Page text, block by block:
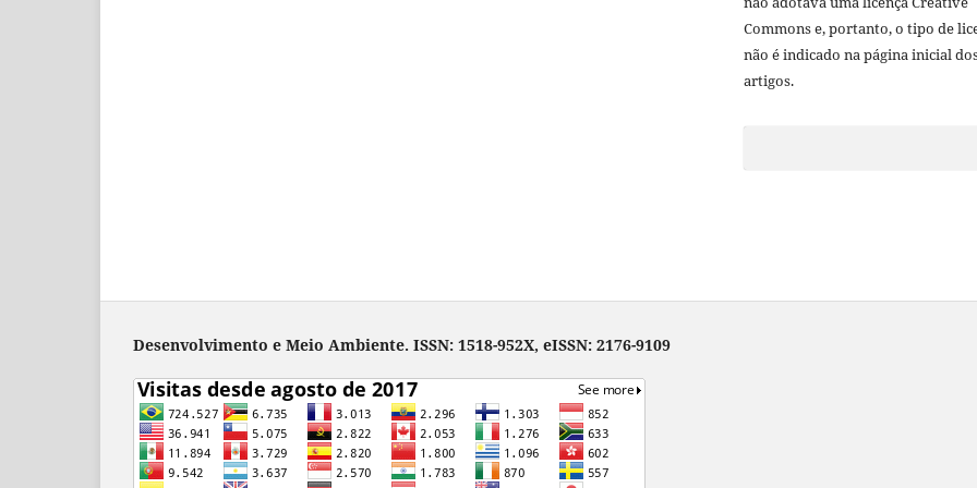
Commons e, portanto, o tipo de
não é indicado na página inicial
artigos.
Desenvolvimento e Meio Ambiente. ISSN: 1518-952X, eISSN: 2176-9109